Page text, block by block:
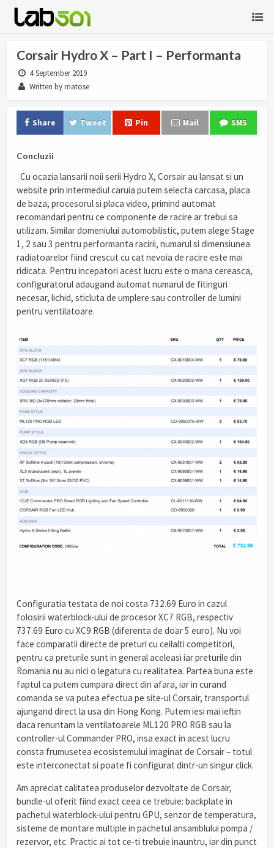
Corsair Hydro X – Part I – Performanta
4 September 2019
Written by matose
Share Tweet Pin Mail SMS
Concluzii
Cu ocazia lansarii noii serii Hydro X, Corsair au lansat si un
website prin intermediul caruia putem selecta carcasa, placa
de baza, procesorul si placa video, primind automat
recomandari pentru ce componente de racire ar trebui sa
utilizam. Similar domeniului automobilistic, putem alege Stage
1, 2 sau 3 pentru performanta racirii, numarul si dimensiunea
radiatoarelor fiind crescut cu cat nevoia de racire este mai
ridicata. Pentru incepatori acest lucru este o mana cereasca,
configuratorul adaugand automat numarul de fitinguri
necesar, lichid, sticluta de umplere sau controller de lumini
pentru ventilatoare.
Configuratia testata de noi costa 732.69 Euro in cazul
folosirii waterblock-ului de procesor XC7 RGB, respectiv
737.69 Euro cu XC9 RGB (diferenta de doar 5 euro). Nu voi
face comparatii directe de preturi cu ceilalti competitori,
pentru ca preturile sunt in general aceleasi iar preturile din
Romania nu au nici o legatura cu realitatea. Partea buna este
faptul ca putem cumpara direct din afara, iar in curand
comanda se va putea efectua pe site-ul Corsair, transportul
ajungand direct la usa din Hong Kong. Putem iesi mai ieftin
daca renuntam la ventilatoarele ML120 PRO RGB sau la
controller-ul Commander PRO, insa exact in acest lucru
consta frumusetea ecosistemului imaginat de Corsair – totul
este interconectat si poate fi configurat dintr-un singur click.
Am apreciat calitatea produselor dezvoltate de Corsair,
bundle-ul oferit fiind exact ceea ce trebuie: backplate in
pachetul waterblock-ului pentru GPU, senzor de temperatura,
sisteme de montare multiple in pachetul ansamblului pompa /
rezervor, etc. Practic ai tot ce-ti trebuie inauntru, iar din punct